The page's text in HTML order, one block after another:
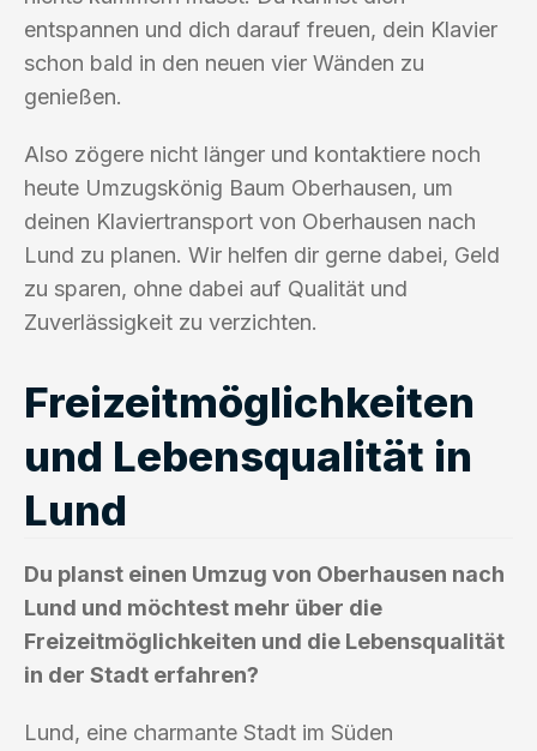
entspannen und dich darauf freuen, dein Klavier
schon bald in den neuen vier Wänden zu
genießen.
Also zögere nicht länger und kontaktiere noch
heute Umzugskönig Baum Oberhausen, um
deinen Klaviertransport von Oberhausen nach
Lund zu planen. Wir helfen dir gerne dabei, Geld
zu sparen, ohne dabei auf Qualität und
Zuverlässigkeit zu verzichten.
Freizeitmöglichkeiten
und Lebensqualität in
Lund
Du planst einen Umzug von Oberhausen nach
Lund und möchtest mehr über die
Freizeitmöglichkeiten und die Lebensqualität
in der Stadt erfahren?
Lund, eine charmante Stadt im Süden